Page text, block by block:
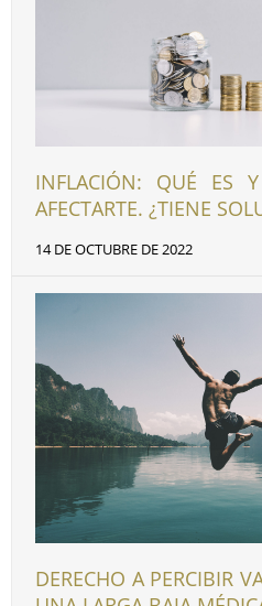
INFLACIÓN: QUÉ ES
AFECTARTE. ¿TIENE
14 DE OCTUBRE DE 2022
DERECHO A PERCIBIR